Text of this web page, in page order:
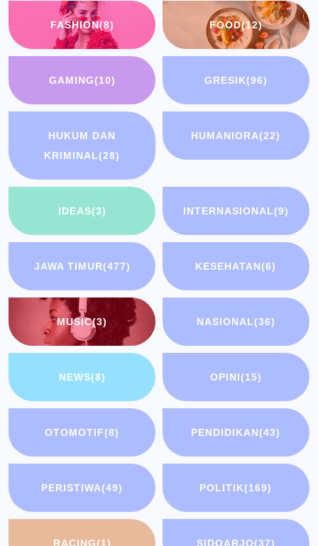
FASHION(8) FOOD(12)
GAMING(10) GRESIK(96)
HUKUM DAN
KRIMINAL(28)
HUMANIORA(22)
IDEAS(3) INTERNASIONAL(9)
JAWA TIMUR(477) KESEHATAN(6)
MUSIC(3) NASIONAL(36)
NEWS(8) OPINI(15)
OTOMOTIF(8) PENDIDIKAN(43)
PERISTIWA(49) POLITIK(169)
RACING(1) SIDOARJO(37)